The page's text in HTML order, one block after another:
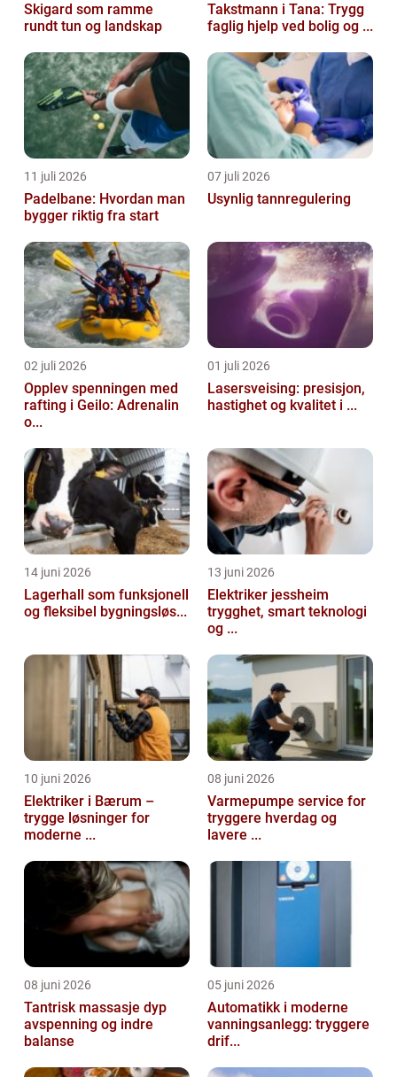
Skigard som ramme
rundt tun og landskap
Takstmann i Tana: Trygg
faglig hjelp ved bolig og ...
11 juli 2026
Padelbane: Hvordan man
bygger riktig fra start
07 juli 2026
Usynlig tannregulering
02 juli 2026
Opplev spenningen med
rafting i Geilo: Adrenalin
o...
01 juli 2026
Lasersveising: presisjon,
hastighet og kvalitet i ...
14 juni 2026
Lagerhall som funksjonell
og fleksibel bygningsløs...
13 juni 2026
Elektriker jessheim
trygghet, smart teknologi
og ...
10 juni 2026
Elektriker i Bærum –
trygge løsninger for
moderne ...
08 juni 2026
Varmepumpe service for
tryggere hverdag og
lavere ...
08 juni 2026
Tantrisk massasje dyp
avspenning og indre
balanse
05 juni 2026
Automatikk i moderne
vanningsanlegg: tryggere
drif...